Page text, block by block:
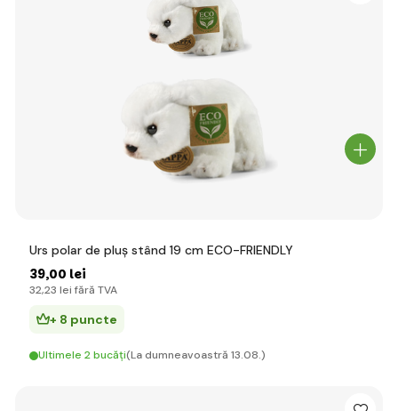
Urs polar de pluș stând 19 cm ECO-FRIENDLY
39,00 lei
32,23 lei fără TVA
+ 8 puncte
Ultimele 2 bucăți(La dumneavoastră 13.08.)